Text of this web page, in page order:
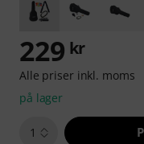
229 kr
Alle priser inkl. moms
på lager
1